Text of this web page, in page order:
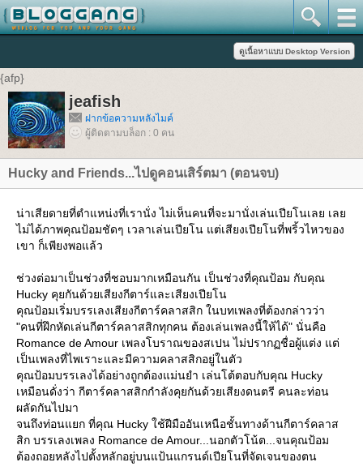
{afp}
jeafish
ฝากข้อความหลังไมค์
ผู้ติดตามบล็อก : 0 คน
Hucky and Friends...ไปดูคอนเสิร์ตมา (ตอนจบ)
น่าเสียดายที่ตำแหน่งที่เรานั่ง ไม่เห็นคนที่จะมานั่งเล่นเปียโนเลย เลย
ไม่ได้ภาพคุณป้อมชัดๆ เวลาเล่นเปียโน แต่เสียงเปียโนที่พริ้วไหวของ
เขา ก็เพียงพอแล้ว
ช่วงต่อมาเป็นช่วงที่ชอบมากเหมือนกัน เป็นช่วงที่คุณป้อม กับคุณ
Hucky คุยกันด้วยเสียงกีตาร์และเสียงเปียโน
คุณป้อมเริ่มบรรเลงเสียงกีตาร์คลาสสิก ในบทเพลงที่ต้องกล่าวว่า
"คนที่ฝึกหัดเล่นกีตาร์คลาสสิกทุกคน ต้องเล่นเพลงนี้ให้ได้" นั่นคือ
Romance de Amour เพลงโบราณของสเปน ไม่ปรากฏชื่อผู้แต่ง แต่
เป็นเพลงที่ไพเราะและมีความคลาสสิกอยู่ในตัว
คุณป้อมบรรเลงได้อย่างถูกต้องแม่นยำ เล่นโต้ตอบกับคุณ Hucky
เหมือนดั่งว่า กีตาร์คลาสสิกกำลังคุยกันด้วยเสียงดนตรี คนละท่อน
ผลัดกันไปมา
จนถึงท่อนแยก ที่คุณ Hucky ใช้ฝีมืออันเหนือชั้นทางด้านกีตาร์คลาส
สิก บรรเลงเพลง Romance de Amour...นอกตัวโน้ต...จนคุณป้อม
ต้องถอยหลังไปตั้งหลักอยู่บนแป้นแกรนด์เปียโนที่จัดเจนของตน